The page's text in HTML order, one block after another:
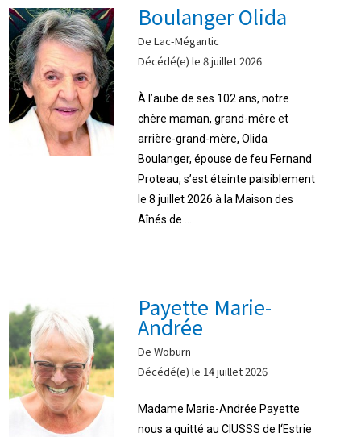
Boulanger Olida
De Lac-Mégantic
Décédé(e) le 8 juillet 2026
À l’aube de ses 102 ans, notre
chère maman, grand-mère et
arrière-grand-mère, Olida
Boulanger, épouse de feu Fernand
Proteau, s’est éteinte paisiblement
le 8 juillet 2026 à la Maison des
Aînés de ...
Payette Marie-
Andrée
De Woburn
Décédé(e) le 14 juillet 2026
Madame Marie-Andrée Payette
nous a quitté au CIUSSS de l‘Estrie